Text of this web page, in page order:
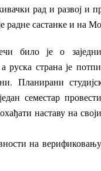
рад и развој и
радне састанке и на
било је о
а руска страна је
Планирани
семестар
наставу на
на